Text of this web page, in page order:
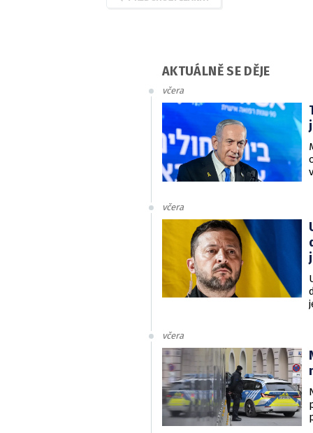
AKTUÁLNĚ SE DĚJE
včera
včera
včera